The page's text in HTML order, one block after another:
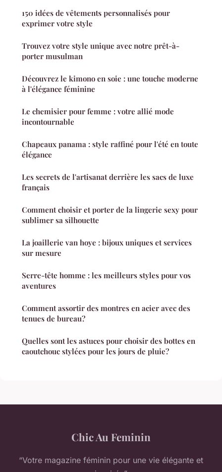
150 idées de vêtements personnalisés pour
exprimer votre style
Trouvez votre style unique avec notre prêt-à-
porter musulman
Découvrez le kimono en soie : une touche moderne
à l'élégance féminine
Le chemisier pour femme : votre allié mode
incontournable
Chapeaux panama : style raffiné pour l'été en toute
élégance
Les secrets de l'artisanat derrière les sacs de luxe
français
Comment choisir et porter de la lingerie sexy pour
sublimer sa silhouette
La joaillerie van hoye : bijoux uniques et services
sur mesure
Serre-tête homme : les meilleurs styles pour vos
aventures
Comment assortir des montres en acier avec des
tenues de bureau?
Quelles sont les astuces pour choisir des bottes en
caoutchouc stylées pour les jours de pluie?
Chic Au Feminin
“Votre magazine féminin pour une vie élégante et